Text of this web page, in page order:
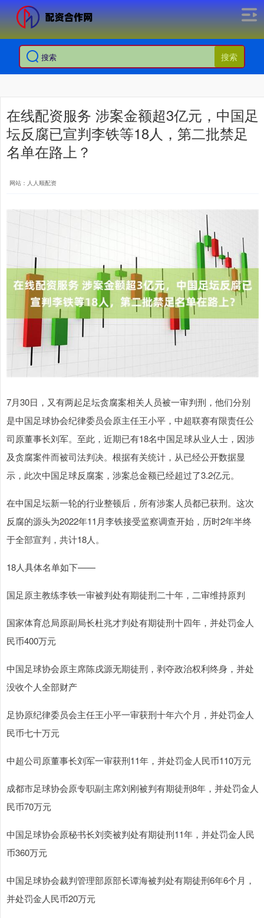
搜索
在线配资服务 涉案金额超3亿元，中国足
坛反腐已宣判李铁等18人，第二批禁足
名单在路上？
网站：人人顺配资
7月30日，又有两起足坛贪腐案相关人员被一审判刑，他们分别
是中国足球协会纪律委员会原主任王小平，中超联赛有限责任公
司原董事长刘军。至此，近期已有18名中国足球从业人士，因涉
及贪腐案件而被司法判决。根据有关统计，从已经公开数据显
示，此次中国足球反腐案，涉案总金额已经超过了3.2亿元。
在中国足坛新一轮的行业整顿后，所有涉案人员都已获刑。这次
反腐的源头为2022年11月李铁接受监察调查开始，历时2年半终
于全部宣判，共计18人。
18人具体名单如下——
国足原主教练李铁一审被判处有期徒刑二十年，二审维持原判
国家体育总局原副局长杜兆才判处有期徒刑十四年，并处罚金人
民币400万元
中国足球协会原主席陈戌源无期徒刑，剥夺政治权利终身，并处
没收个人全部财产
足协原纪律委员会主任王小平一审获刑十年六个月，并处罚金人
民币七十万元
中超公司原董事长刘军一审获刑11年，并处罚金人民币110万元
成都市足球协会原专职副主席刘刚被判有期徒刑8年，并处罚金人
民币70万元
中国足球协会原秘书长刘奕被判处有期徒刑11年，并处罚金人民
币360万元
中国足球协会裁判管理部原部长谭海被判处有期徒刑6年6个月，
并处罚金人民币20万元